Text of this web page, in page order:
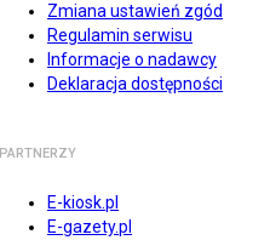
Zmiana ustawień zgód
Regulamin serwisu
Informacje o nadawcy
Deklaracja dostępności
PARTNERZY
E-kiosk.pl
E-gazety.pl